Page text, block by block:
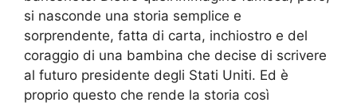
si nasconde una storia semplice e
sorprendente, fatta di carta, inchiostro e del
coraggio di una bambina che decise di scrivere
al futuro presidente degli Stati Uniti. Ed è
proprio questo che rende la storia così